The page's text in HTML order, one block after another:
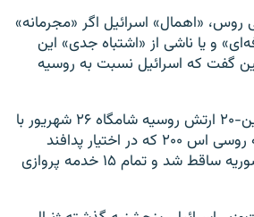
روس، «اهمال» اسرائیل اگر «مجرمانه»
و یا ناشی از «اشتباه جدی» این
گفت که اسرائیل نسبت به روسیه
هواپیمای نظامی ایلوشین-۲۰ ارتش روسیه شامگاه ۲۶ شهریور با
شلیک موشک از سامانه روسی اس ۲۰۰ که در اختیار پدافند
سوریه است، در غرب سوریه ساقط شد و تمام ۱۵ خدمه پروازی